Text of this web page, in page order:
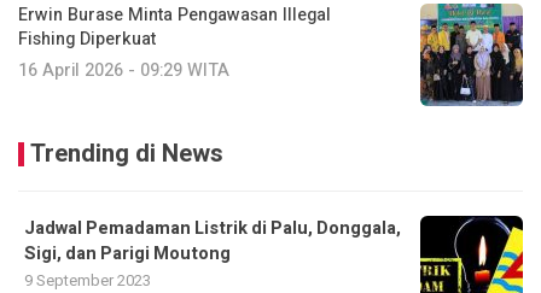
Erwin Burase Minta Pengawasan Illegal
Fishing Diperkuat
16 April 2026 - 09:29 WITA
Trending di News
Jadwal Pemadaman Listrik di Palu, Donggala,
Sigi, dan Parigi Moutong
9 September 2023